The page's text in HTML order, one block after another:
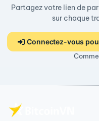
Partagez votre lien de
sur chaque
Connectez-vous